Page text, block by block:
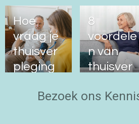
Hoe
vraag je
thuisver
pleging
Stap
8
voordele
n van
thuisver
Verplee
Bezoek ons